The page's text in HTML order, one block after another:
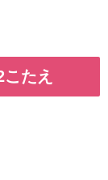
たえ